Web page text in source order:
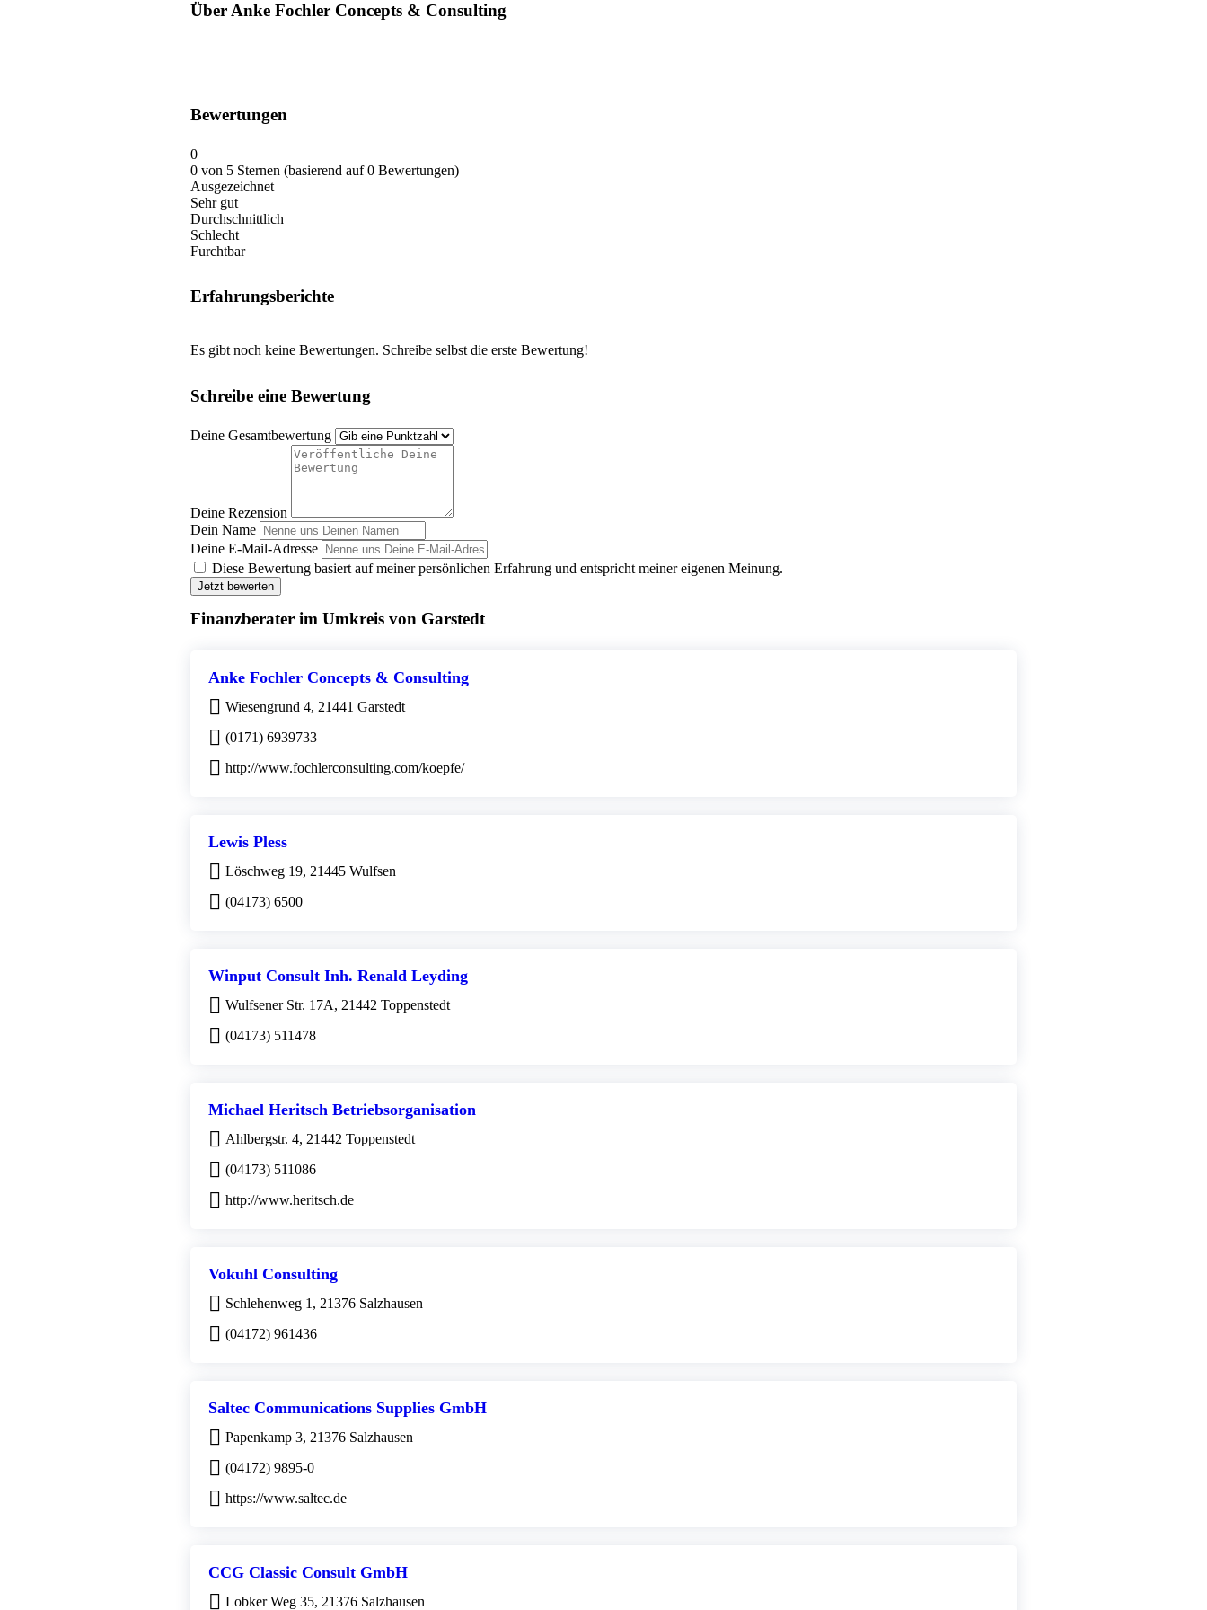
Über Anke Fochler Concepts & Consulting
Bewertungen
0
0 von 5 Sternen (basierend auf 0 Bewertungen)
Ausgezeichnet
Sehr gut
Durchschnittlich
Schlecht
Furchtbar
Erfahrungsberichte
Es gibt noch keine Bewertungen. Schreibe selbst die erste Bewertung!
Schreibe eine Bewertung
Deine Gesamtbewertung
Deine Rezension
Dein Name
Deine E-Mail-Adresse
Diese Bewertung basiert auf meiner persönlichen Erfahrung und entspricht meiner eigenen Meinung.
Jetzt bewerten
Finanzberater im Umkreis von Garstedt
Anke Fochler Concepts & Consulting
Wiesengrund 4, 21441 Garstedt
(0171) 6939733
http://www.fochlerconsulting.com/koepfe/
Lewis Pless
Löschweg 19, 21445 Wulfsen
(04173) 6500
Winput Consult Inh. Renald Leyding
Wulfsener Str. 17A, 21442 Toppenstedt
(04173) 511478
Michael Heritsch Betriebsorganisation
Ahlbergstr. 4, 21442 Toppenstedt
(04173) 511086
http://www.heritsch.de
Vokuhl Consulting
Schlehenweg 1, 21376 Salzhausen
(04172) 961436
Saltec Communications Supplies GmbH
Papenkamp 3, 21376 Salzhausen
(04172) 9895-0
https://www.saltec.de
CCG Classic Consult GmbH
Lobker Weg 35, 21376 Salzhausen